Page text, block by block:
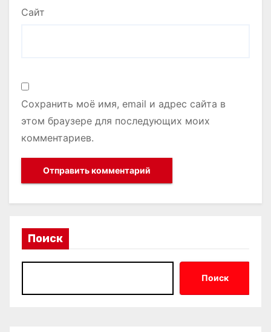
Сайт
Сохранить моё имя, email и адрес сайта в
этом браузере для последующих моих
комментариев.
Поиск
Поиск